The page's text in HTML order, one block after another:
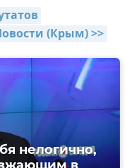
(Крым) >>
нелогично,